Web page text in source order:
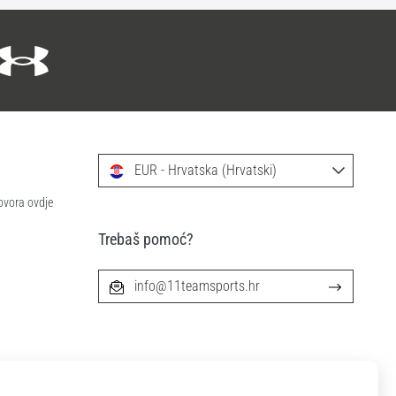
ovdje
EUR - Hrvatska (Hrvatski)
Trebaš pomoć?
info@11teamsports.hr